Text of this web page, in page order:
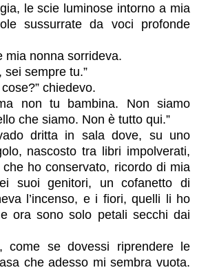
le scie luminose intorno a mia
sussurrate da voci profonde
mia nonna sorrideva.
sei sempre tu.”
chiedevo.
non tu bambina. Non siamo
che siamo. Non è tutto qui.”
dritta in sala dove, su uno
nascosto tra libri impolverati,
che ho conservato, ricordo di mia
suoi genitori, un cofanetto di
l’incenso, e i fiori, quelli li ho
ora sono solo petali secchi dai
come se dovessi riprendere le
che adesso mi sembra vuota.